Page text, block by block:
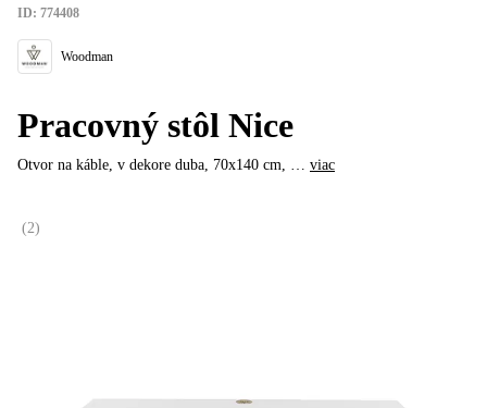
ID: 774408
Woodman
Pracovný stôl Nice
Otvor na káble, v dekore duba, 70x140 cm, … viac
(2)